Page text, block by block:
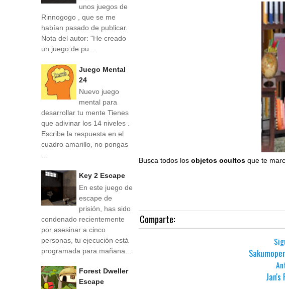
Busca todos losobjetos ocultos que te
Comparte:
Jan's
unos juegos de
Rinnogogo , que se me
habían pasado de publicar.
Nota del autor: "He creado
un juego de pu...
Juego Mental
24
Nuevo juego
mental para
desarrollar tu mente Tienes
que adivinar los 14 niveles .
Escribe la respuesta en el
cuadro amarillo, no pongas
...
Key 2 Escape
En este juego de
escape de
prisión, has sido
condenado recientemente
por asesinar a cinco
personas, tu ejecución está
programada para mañana...
Forest Dweller
Escape